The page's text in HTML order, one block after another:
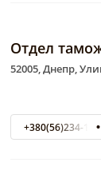
Отдел
52005, Днепр,
+380(56)234-13-